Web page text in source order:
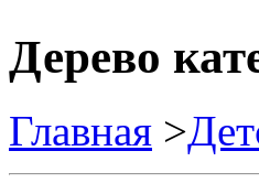
Дерево
Главная >